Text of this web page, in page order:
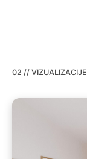
02 // VIZUALIZACIJE